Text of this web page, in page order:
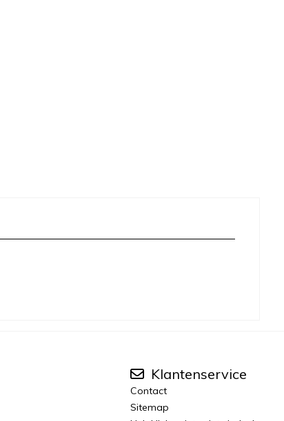
Klantenservice
Contact
Sitemap